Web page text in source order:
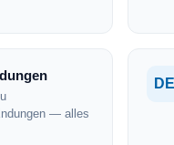
— alles
DE